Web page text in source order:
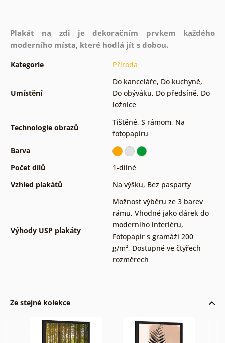
Plakát na zdi je dekoračním prvkem každého
moderního místa, které hodlá jít s dobou.
Kategorie Příroda
Umístění
Do kanceláře, Do kuchyně,
Do obýváku, Do předsíně, Do
ložnice
Technologie obrazů
Tištěné, S rámom, Na
fotopapíru
Barva
Počet dílů
1-dílné
Vzhled plakátů
Na výšku, Bez pasparty
Výhody USP plakáty
Možnost výběru ze 3 barev
rámu, Vhodné jako dárek do
moderního interiéru,
Fotopapír s gramáží 200
g/m², Dostupné ve čtyřech
rozměrech
Ze stejné kolekce